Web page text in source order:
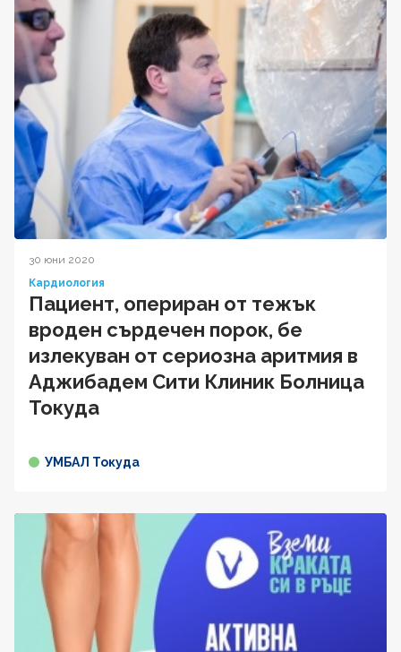
30 юни 2020
Кардиология
Пациент, опериран от тежък
вроден сърдечен порок, бе
излекуван от сериозна аритмия в
Аджибадем Сити Клиник Болница
Токуда
УМБАЛ Токуда